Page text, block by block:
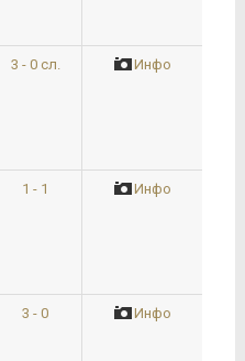
3 - 0 сл. Инфо
1 - 1 Инфо
3 - 0 Инфо